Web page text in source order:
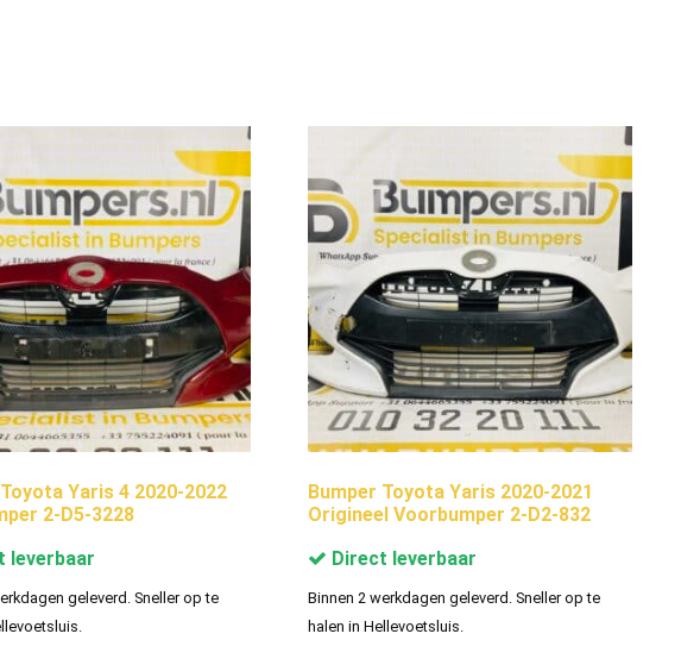
Yaris 4 2020-2022
2-D5-3228
leverbaar
geleverd. Sneller op te
Bumper Toyota Yaris 2020-2021
Origineel Voorbumper 2-D2-832
Direct leverbaar
Binnen 2 werkdagen geleverd. Sneller op te
halen in Hellevoetsluis.